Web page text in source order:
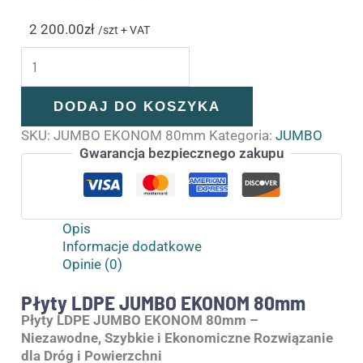
2 200.00zł /szt + VAT
DODAJ DO KOSZYKA
SKU:JUMBO EKONOM 80mm Kategoria:JUMBO
Gwarancja bezpiecznego zakupu
Opis
Informacje dodatkowe
Opinie (0)
Płyty LDPE JUMBO EKONOM 80mm
Płyty LDPE JUMBO EKONOM 80mm –
Niezawodne, Szybkie i Ekonomiczne Rozwiązanie
dla Dróg i Powierzchni